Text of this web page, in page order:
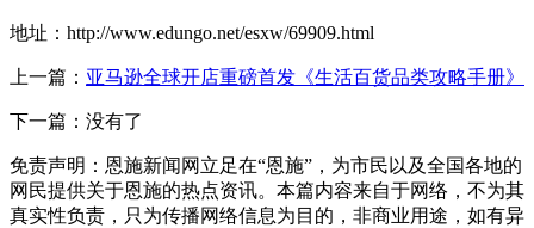
地址：http://www.edungo.net/esxw/69909.html
上一篇： 亚马逊全球开店重磅首发《生活百货品类攻略手册》
下一篇：没有了
免责声明：恩施新闻网立足在“恩施”，为市民以及全国各地的
网民提供关于恩施的热点资讯。本篇内容来自于网络，不为其
真实性负责，只为传播网络信息为目的，非商业用途，如有异